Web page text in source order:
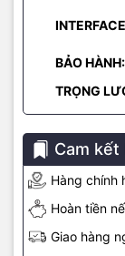
INTERFACE
BẢO HÀNH:
TRỌNG
Cam kết
Hàng chính
Hoàn tiền
Giao hàng
Cùng với đó, người
giải lên đến 6K
mới nhất với mac